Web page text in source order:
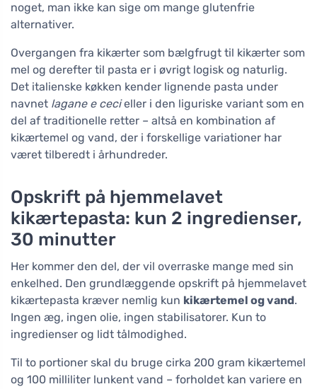
noget, man ikke kan sige om mange glutenfrie
alternativer.
Overgangen fra kikærter som bælgfrugt til kikærter som
mel og derefter til pasta er i øvrigt logisk og naturlig.
Det italienske køkken kender lignende pasta under
navnet lagane e cecieller i den liguriske variant som en
del af traditionelle retter – altså en kombination af
kikærtemel og vand, der i forskellige variationer har
været tilberedt i århundreder.
Opskrift på hjemmelavet
kikærtepasta: kun 2 ingredienser,
30 minutter
Her kommer den del, der vil overraske mange med sin
enkelhed. Den grundlæggende opskrift på hjemmelavet
kikærtepasta kræver nemlig kun kikærtemel og vand.
Ingen æg, ingen olie, ingen stabilisatorer. Kun to
ingredienser og lidt tålmodighed.
Til to portioner skal du bruge cirka 200 gram kikærtemel
og 100 milliliter lunkent vand – forholdet kan variere en